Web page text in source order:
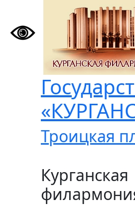
Троицкая
Курганская